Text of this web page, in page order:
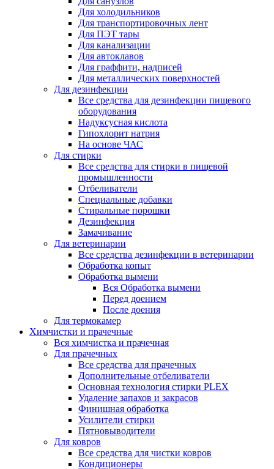
Для холодильников
Для транспортировочных лент
Для ПЭТ тары
Для канализации
Для автоклавов
Для граффити, надписей
Для металлических поверхностей
Для дезинфекции
Все средства для дезинфекции пищевого
оборудования
Надуксусная кислота
Гипохлорит натрия
На основе ЧАС
Для стирки
Все средства для стирки в пищевой
промышленности
Отбеливатели
Специальные добавки
Стиральные порошки
Дезинфекция
Замачивание
Для ветеринарии
Все средства дезинфекции в ветеринарии
Обработка копыт
Обработка вымени
Вся Обработка вымени
Перед доением
После доения
Для термокамер
Химчистки и прачечные
Вся химчистка и прачечная
Для прачечных
Все средства для прачечных
Дополнительные отбеливатели
Основная технология стирки PLEX
Удаление запахов и закрасов
Финишная обработка
Усилители стирки
Пятновыводители
Для ковров
Все средства для чистки ковров
Кондиционеры